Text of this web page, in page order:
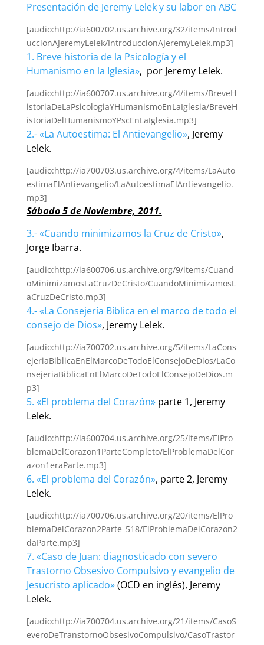
Presentación de Jeremy Lelek y su labor en ABC
[audio:http://ia600702.us.archive.org/32/items/Introd
uccionAJeremyLelek/IntroduccionAJeremyLelek.mp3]
1. Breve historia de la Psicología y el
Humanismo en la Iglesia», por Jeremy Lelek.
[audio:http://ia600707.us.archive.org/4/items/BreveH
istoriaDeLaPsicologiaYHumanismoEnLaIglesia/BreveH
istoriaDelHumanismoYPscEnLaIglesia.mp3]
2.- «La Autoestima: El Antievangelio», Jeremy
Lelek.
[audio:http://ia700703.us.archive.org/4/items/LaAuto
estimaElAntievangelio/LaAutoestimaElAntievangelio.
mp3]
Sábado 5 de Noviembre, 2011.
3.- «Cuando minimizamos la Cruz de Cristo»,
Jorge Ibarra.
[audio:http://ia600706.us.archive.org/9/items/Cuand
oMinimizamosLaCruzDeCristo/CuandoMinimizamosL
aCruzDeCristo.mp3]
4.- «La Consejería Bíblica en el marco de todo el
consejo de Dios», Jeremy Lelek.
[audio:http://ia700702.us.archive.org/5/items/LaCons
ejeriaBiblicaEnElMarcoDeTodoElConsejoDeDios/LaCo
nsejeriaBiblicaEnElMarcoDeTodoElConsejoDeDios.m
p3]
5. «El problema del Corazón»parte 1, Jeremy
Lelek.
[audio:http://ia600704.us.archive.org/25/items/ElPro
blemaDelCorazon1ParteCompleto/ElProblemaDelCor
azon1eraParte.mp3]
6. «El problema del Corazón», parte 2, Jeremy
Lelek.
[audio:http://ia700706.us.archive.org/20/items/ElPro
blemaDelCorazon2Parte_518/ElProblemaDelCorazon2
daParte.mp3]
7. «Caso de Juan: diagnosticado con severo
Trastorno Obsesivo Compulsivo y evangelio de
Jesucristo aplicado»(OCD en inglés), Jeremy
Lelek.
[audio:http://ia700704.us.archive.org/21/items/CasoS
everoDeTranstornoObsesivoCompulsivo/CasoTrastor